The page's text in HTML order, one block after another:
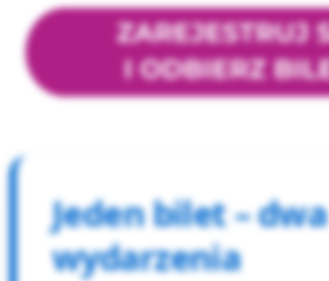
Jeden bilet – dwa
wydarzenia